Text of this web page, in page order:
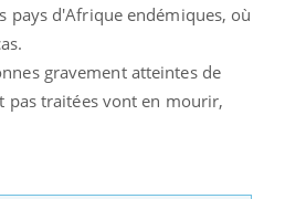
pays d'Afrique endémiques, où
gravement atteintes de
pas traitées vont en mourir,